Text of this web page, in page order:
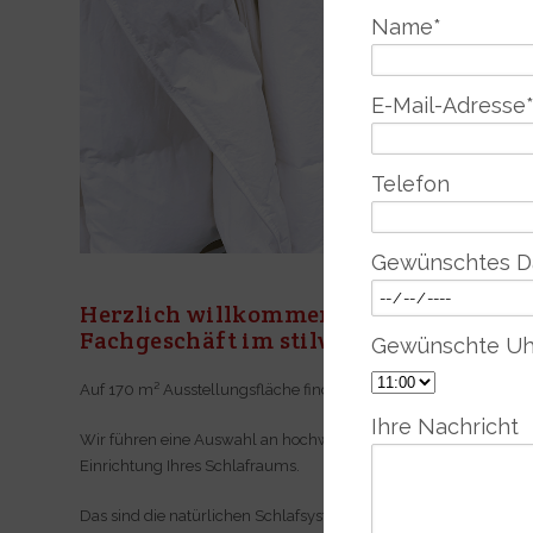
Herzlich willkommen bei
Fachgeschäft im stilwerk Hamburg.
Auf 170 m² Ausstellungsfläche finden Sie alles für einen
Wir führen eine Auswahl an hochwertigen, nachhaltigen
Einrichtung Ihres Schlafraums.
Das sind die natürlichen Schlafsysteme und Naturmatratzen
Name*
E-Mail-Adresse*
Telefon
Gewünschtes
Gewünschte
Ihre Nachricht